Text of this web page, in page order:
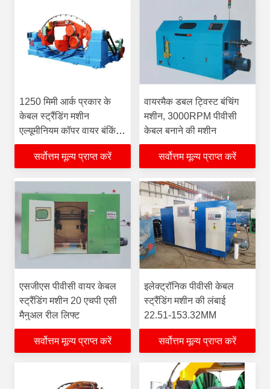
1250 मिमी आर्क प्रकार के
केबल स्ट्रैंडिंग मशीन
एल्यूमीनियम कॉपर वायर बंकिंग
मशीन
सर्वोत्तम मूल्य प्राप्त करें
वायरमैक डबल ट्विस्ट बंचिंग
मशीन, 3000RPM पीवीसी
केबल बनाने की मशीन
सर्वोत्तम मूल्य प्राप्त करें
एसजीएस पीवीसी वायर केबल
स्ट्रैंडिंग मशीन 20 एचपी एसी
मैनुअल रील लिफ्ट
सर्वोत्तम मूल्य प्राप्त करें
इलेक्ट्रॉनिक पीवीसी केबल
स्ट्रैंडिंग मशीन की लंबाई
22.51-153.32MM
सर्वोत्तम मूल्य प्राप्त करें